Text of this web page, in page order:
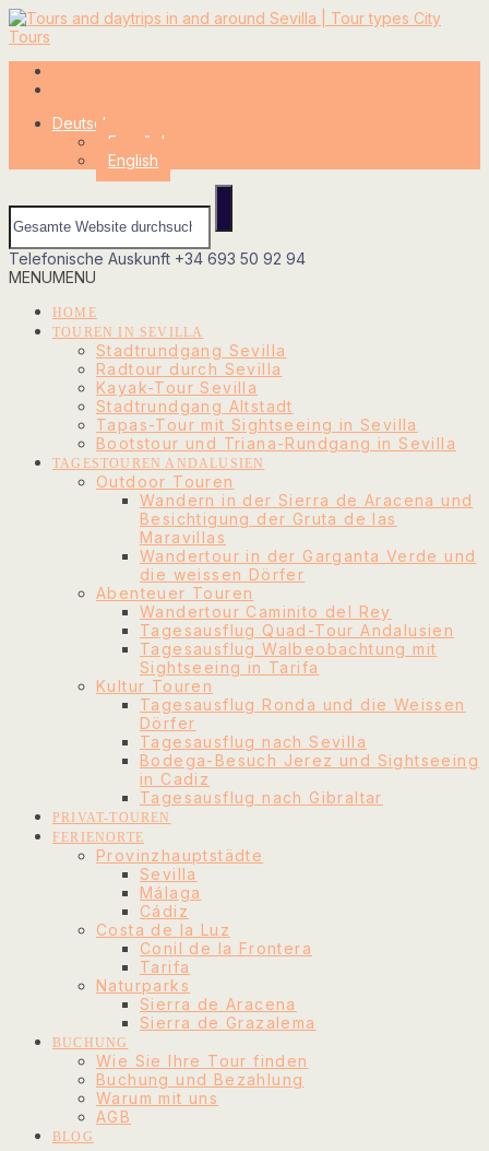
Deutsch
Español
English
Telefonische Auskunft +34 693 50 92 94
MENUMENU
HOME
TOUREN IN SEVILLA
Stadtrundgang Sevilla
Radtour durch Sevilla
Kayak-Tour Sevilla
Stadtrundgang Altstadt
Tapas-Tour mit Sightseeing in Sevilla
Bootstour und Triana-Rundgang in Sevilla
TAGESTOUREN ANDALUSIEN
Outdoor Touren
Wandern in der Sierra de Aracena und
Besichtigung der Gruta de las
Maravillas
Wandertour in der Garganta Verde und
die weissen Dörfer
Abenteuer Touren
Wandertour Caminito del Rey
Tagesausflug Quad-Tour Andalusien
Tagesausflug Walbeobachtung mit
Sightseeing in Tarifa
Kultur Touren
Tagesausflug Ronda und die Weissen
Dörfer
Tagesausflug nach Sevilla
Bodega-Besuch Jerez und Sightseeing
in Cadiz
Tagesausflug nach Gibraltar
PRIVAT-TOUREN
FERIENORTE
Provinzhauptstädte
Sevilla
Málaga
Cádiz
Costa de la Luz
Conil de la Frontera
Tarifa
Naturparks
Sierra de Aracena
Sierra de Grazalema
BUCHUNG
Wie Sie Ihre Tour finden
Buchung und Bezahlung
Warum mit uns
AGB
BLOG